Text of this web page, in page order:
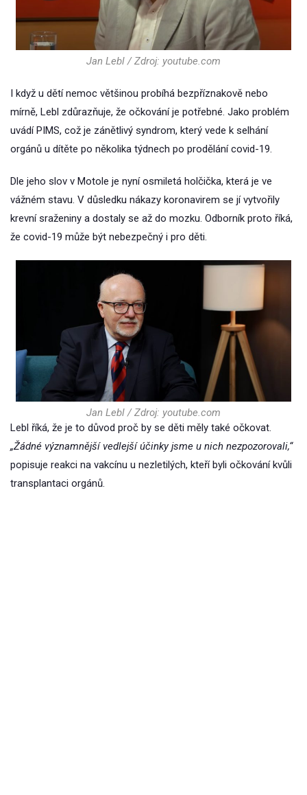
Jan Lebl / Zdroj: youtube.com
I když u dětí nemoc většinou probíhá bezpříznakově nebo
mírně, Lebl zdůrazňuje, že očkování je potřebné. Jako problém
uvádí PIMS, což je zánětlivý syndrom, který vede k selhání
orgánů u dítěte po několika týdnech po prodělání covid-19.
Dle jeho slov v Motole je nyní osmiletá holčička, která je ve
vážném stavu. V důsledku nákazy koronavirem se jí vytvořily
krevní sraženiny a dostaly se až do mozku. Odborník proto říká,
že covid-19 může být nebezpečný i pro děti.
Jan Lebl / Zdroj: youtube.com
Lebl říká, že je to důvod proč by se děti měly také očkovat.
„Žádné významnější vedlejší účinky jsme u nich nezpozorovali,“
popisuje reakci na vakcínu u nezletilých, kteří byli očkování kvůli
transplantaci orgánů.